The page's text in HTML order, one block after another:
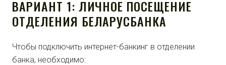
ВАРИАНТ 1: ЛИЧНОЕ ПОСЕЩЕНИЕ
ОТДЕЛЕНИЯ БЕЛАРУСБАНКА
Чтобы подключить интернет-банкинг в отделении
банка, необходимо: